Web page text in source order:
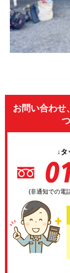
お問い合わせ
↓タ
(非通知での電